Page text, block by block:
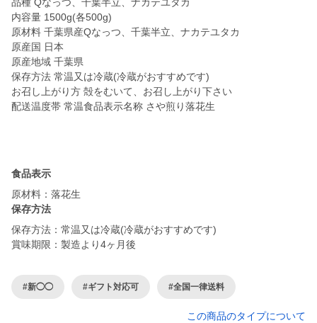
内容量 1500g(各500g)
原材料 千葉県産Qなっつ、千葉半立、ナカテユタカ
原産国 日本
原産地域 千葉県
保存方法 常温又は冷蔵(冷蔵がおすすめです)
お召し上がり方 殻をむいて、お召し上がり下さい
配送温度帯 常温食品表示名称 さや煎り落花生
食品表示
原材料：落花生
保存方法
保存方法：常温又は冷蔵(冷蔵がおすすめです)
賞味期限：製造より4ヶ月後
#新◯◯ #ギフト対応可 #全国一律送料
この商品のタイプについて